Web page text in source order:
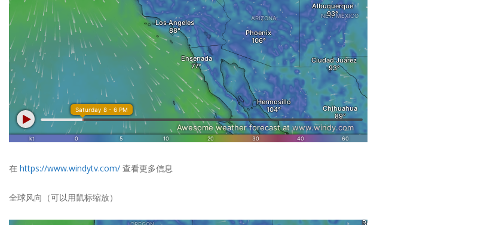
在 https://www.windytv.com/ 查看更多信息
全球风向（可以用鼠标缩放）